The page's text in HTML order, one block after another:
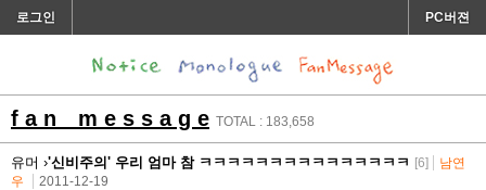
로그인 PC버젼
f a n m e s s a g e TOTAL : 183,658
유머 ›'신비주의' 우리 엄마 참 ㅋㅋㅋㅋㅋㅋㅋㅋㅋㅋㅋㅋㅋㅋㅋ [6]
남연
우
2011-12-19